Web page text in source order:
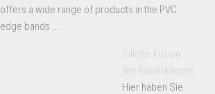
offers a wide range of products in the PVC
edge bands ...
Gillette Fusion
8er Rasierklingen
Hier haben Sie